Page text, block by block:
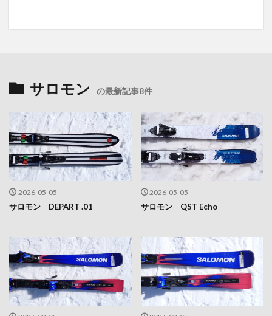
サロモン の最新記事8件
2026-05-05
サロモン DEPART .01
2026-05-05
サロモン QST Echo